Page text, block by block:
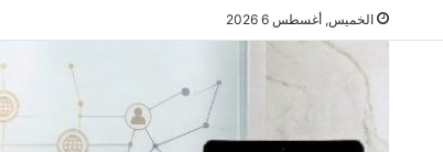
الخميس, أغسطس 6 2026